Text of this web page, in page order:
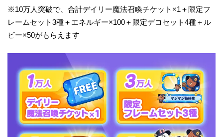
※10万人突破で、合計デイリー魔法召喚チケット×1＋限定フ
レームセット3種＋エネルギー×100＋限定デコセット4種＋ル
ビー×50がもらえます